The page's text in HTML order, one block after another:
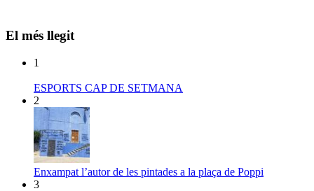
El més llegit
1
ESPORTS CAP DE SETMANA
2
Enxampat l’autor de les pintades a la plaça de Poppi
3